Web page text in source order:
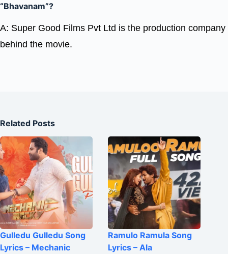
“Bhavanam”?
A: Super Good Films Pvt Ltd is the production company
behind the movie.
Related Posts
Gulledu Gulledu Song
Lyrics – Mechanic
Ramulo Ramula Song
Lyrics – Ala